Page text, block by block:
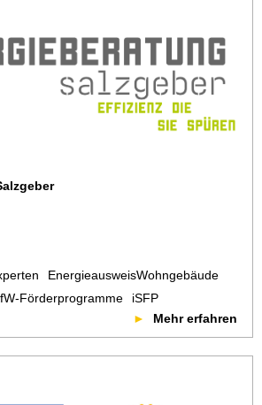
EnergieausweisWohngebäude
Förderprogramme
iSFP
Mehr erfahren